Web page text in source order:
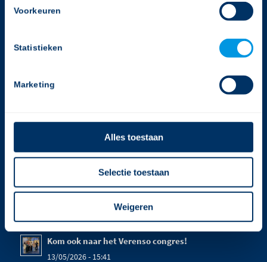
Voorkeuren
Statistieken
Marketing
Alles toestaan
Selectie toestaan
Weigeren
1062 MX Amsterdam
bekijk onze privacy policy
LAATSTE NIEUWS
Kom ook naar het Verenso congres!
13/05/2026 - 15:41